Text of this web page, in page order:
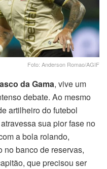
Foto: Anderson Romao/AGIF
da Gama, vive um
debate. Ao mesmo
artilheiro do futebol
sua pior fase no
a bola rolando,
no banco de reservas,
que precisou ser